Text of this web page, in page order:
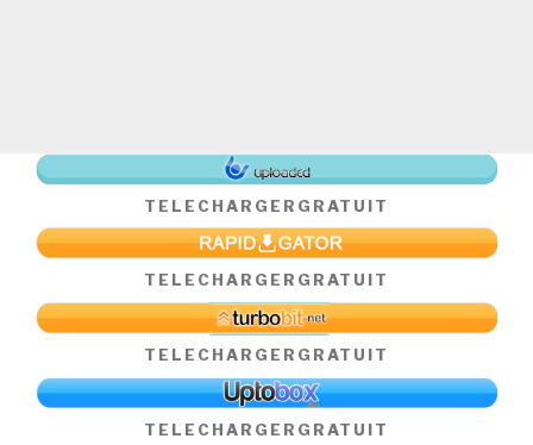
TELECHARGER GRATUIT
TELECHARGER GRATUIT
TELECHARGER GRATUIT
TELECHARGER GRATUIT